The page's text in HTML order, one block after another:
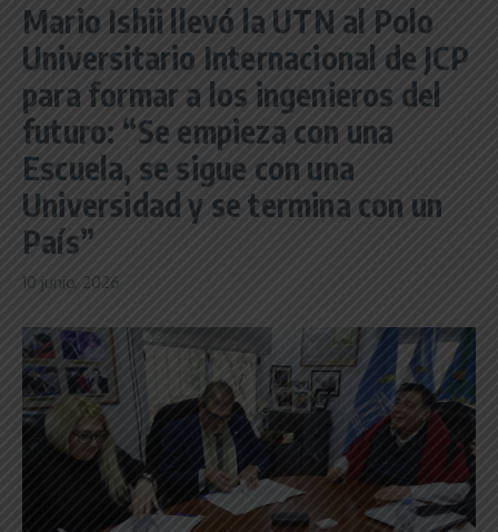
Mario Ishii llevó la UTN al Polo
Universitario Internacional de JCP
para formar a los ingenieros del
futuro: “Se empieza con una
Escuela, se sigue con una
Universidad y se termina con un
País”
10 junio, 2026